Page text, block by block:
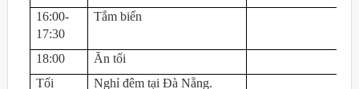
16:00-
17:30
Tắm biển
18:00
Ăn tối
Tối
Nghỉ đêm tại Đà Nẵng.